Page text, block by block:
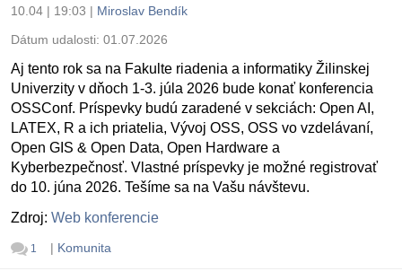
10.04 | 19:03 | Miroslav Bendík
Dátum udalosti: 01.07.2026
Aj tento rok sa na Fakulte riadenia a informatiky Žilinskej
Univerzity v dňoch 1-3. júla 2026 bude konať konferencia
OSSConf. Príspevky budú zaradené v sekciách: Open AI,
LATEX, R a ich priatelia, Vývoj OSS, OSS vo vzdelávaní,
Open GIS & Open Data, Open Hardware a
Kyberbezpečnosť. Vlastné príspevky je možné registrovať
do 10. júna 2026. Tešíme sa na Vašu návštevu.
Zdroj: Web konferencie
1 | Komunita